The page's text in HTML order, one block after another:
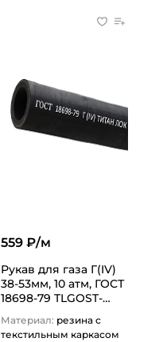
559 ₽/м
Рукав для газа Г(IV)
38-53мм, 10 атм, ГОСТ
18698-79 TLGOST-
Материал: резина с
текстильным каркасом